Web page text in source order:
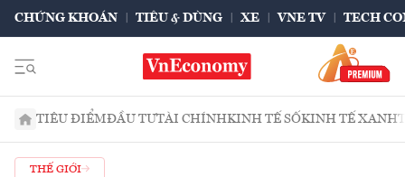
CHỨNG KHOÁN TIÊU & DÙNG XE VNE TV TECH
TIÊU ĐIỂMĐẦU TƯTÀI CHÍNHKINH TẾ SỐKINH TẾ XANH
THẾ GIỚI